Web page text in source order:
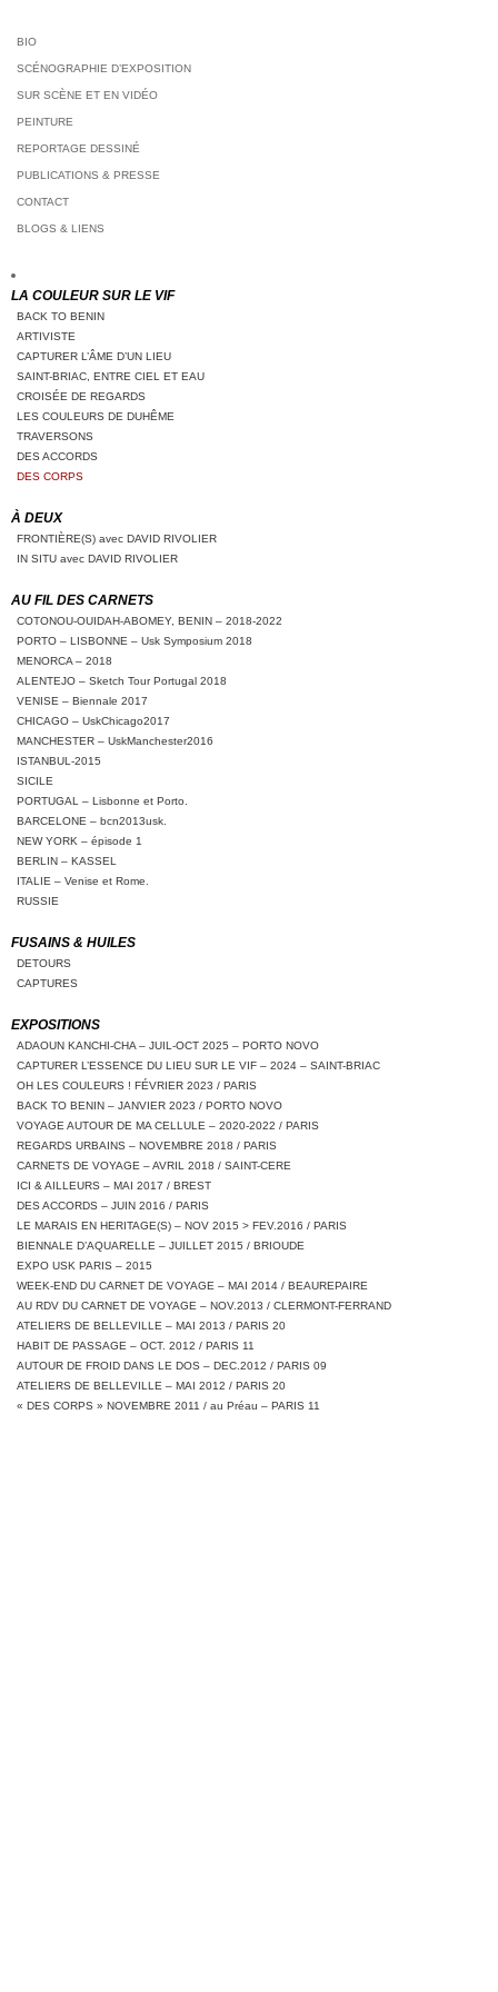
BIO
SCÉNOGRAPHIE D’EXPOSITION
SUR SCÈNE ET EN VIDÉO
PEINTURE
REPORTAGE DESSINÉ
PUBLICATIONS & PRESSE
CONTACT
BLOGS & LIENS
LA COULEUR SUR LE VIF
BACK TO BENIN
ARTIVISTE
CAPTURER L’ÂME D’UN LIEU
SAINT-BRIAC, ENTRE CIEL ET EAU
CROISÉE DE REGARDS
LES COULEURS DE DUHÊME
TRAVERSONS
DES ACCORDS
DES CORPS
À DEUX
FRONTIÈRE(S) avec DAVID RIVOLIER
IN SITU avec DAVID RIVOLIER
AU FIL DES CARNETS
COTONOU-OUIDAH-ABOMEY, BENIN – 2018-2022
PORTO – LISBONNE – Usk Symposium 2018
MENORCA – 2018
ALENTEJO – Sketch Tour Portugal 2018
VENISE – Biennale 2017
CHICAGO – UskChicago2017
MANCHESTER – UskManchester2016
ISTANBUL-2015
SICILE
PORTUGAL – Lisbonne et Porto.
BARCELONE – bcn2013usk.
NEW YORK – épisode 1
BERLIN – KASSEL
ITALIE – Venise et Rome.
RUSSIE
FUSAINS & HUILES
DETOURS
CAPTURES
EXPOSITIONS
ADAOUN KANCHI-CHA – JUIL-OCT 2025 – PORTO NOVO
CAPTURER L’ESSENCE DU LIEU SUR LE VIF – 2024 – SAINT-BRIAC
OH LES COULEURS ! FÉVRIER 2023 / PARIS
BACK TO BENIN – JANVIER 2023 / PORTO NOVO
VOYAGE AUTOUR DE MA CELLULE – 2020-2022 / PARIS
REGARDS URBAINS – NOVEMBRE 2018 / PARIS
CARNETS DE VOYAGE – AVRIL 2018 / SAINT-CERE
ICI & AILLEURS – MAI 2017 / BREST
DES ACCORDS – JUIN 2016 / PARIS
LE MARAIS EN HERITAGE(S) – NOV 2015 > FEV.2016 / PARIS
BIENNALE D’AQUARELLE – JUILLET 2015 / BRIOUDE
EXPO USK PARIS – 2015
WEEK-END DU CARNET DE VOYAGE – MAI 2014 / BEAUREPAIRE
AU RDV DU CARNET DE VOYAGE – NOV.2013 / CLERMONT-FERRAND
ATELIERS DE BELLEVILLE – MAI 2013 / PARIS 20
HABIT DE PASSAGE – OCT. 2012 / PARIS 11
AUTOUR DE FROID DANS LE DOS – DEC.2012 / PARIS 09
ATELIERS DE BELLEVILLE – MAI 2012 / PARIS 20
« DES CORPS » NOVEMBRE 2011 / au Préau – PARIS 11